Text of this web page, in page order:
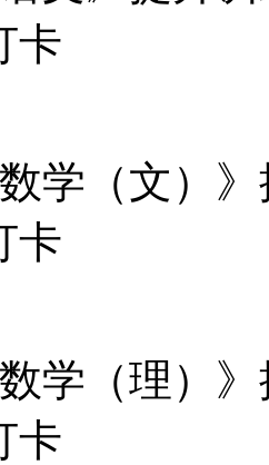
卡
学（文）
卡
学（理）
卡